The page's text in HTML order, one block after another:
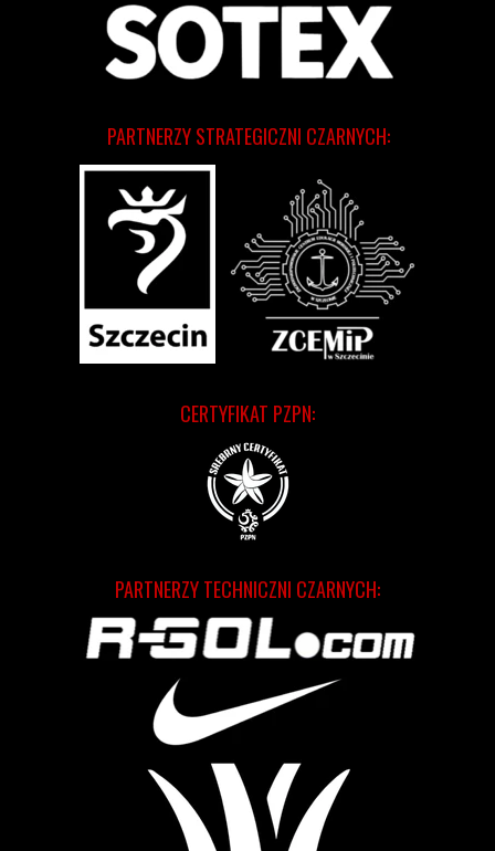
CERTYFIKAT PZPN:
PARTNERZY TECHNICZNI CZARNYCH:
PARTNERZY STRATEGICZNI CZARNYCH: